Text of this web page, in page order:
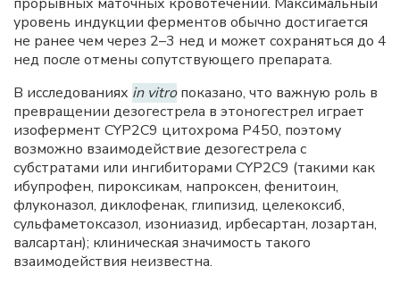
уровень индукции ферментов обычно достигается
не ранее чем через 2–3 нед и может сохраняться до 4
нед после отмены сопутствующего препарата.
В исследованиях in vitroпоказано, что важную роль в
превращении дезогестрела в этоногестрел играет
изофермент CYP2C9 цитохрома P450, поэтому
возможно взаимодействие дезогестрела с
субстратами или ингибиторами CYP2C9 (такими как
ибупрофен, пироксикам, напроксен, фенитоин,
флуконазол, диклофенак, глипизид, целекоксиб,
сульфаметоксазол, изониазид, ирбесартан, лозартан,
валсартан); клиническая значимость такого
взаимодействия неизвестна.